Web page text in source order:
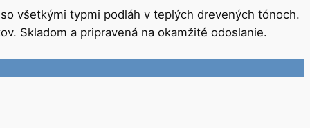
všetkými typmi podláh v teplých drevených tónoch.
Skladom a pripravená na okamžité odoslanie.